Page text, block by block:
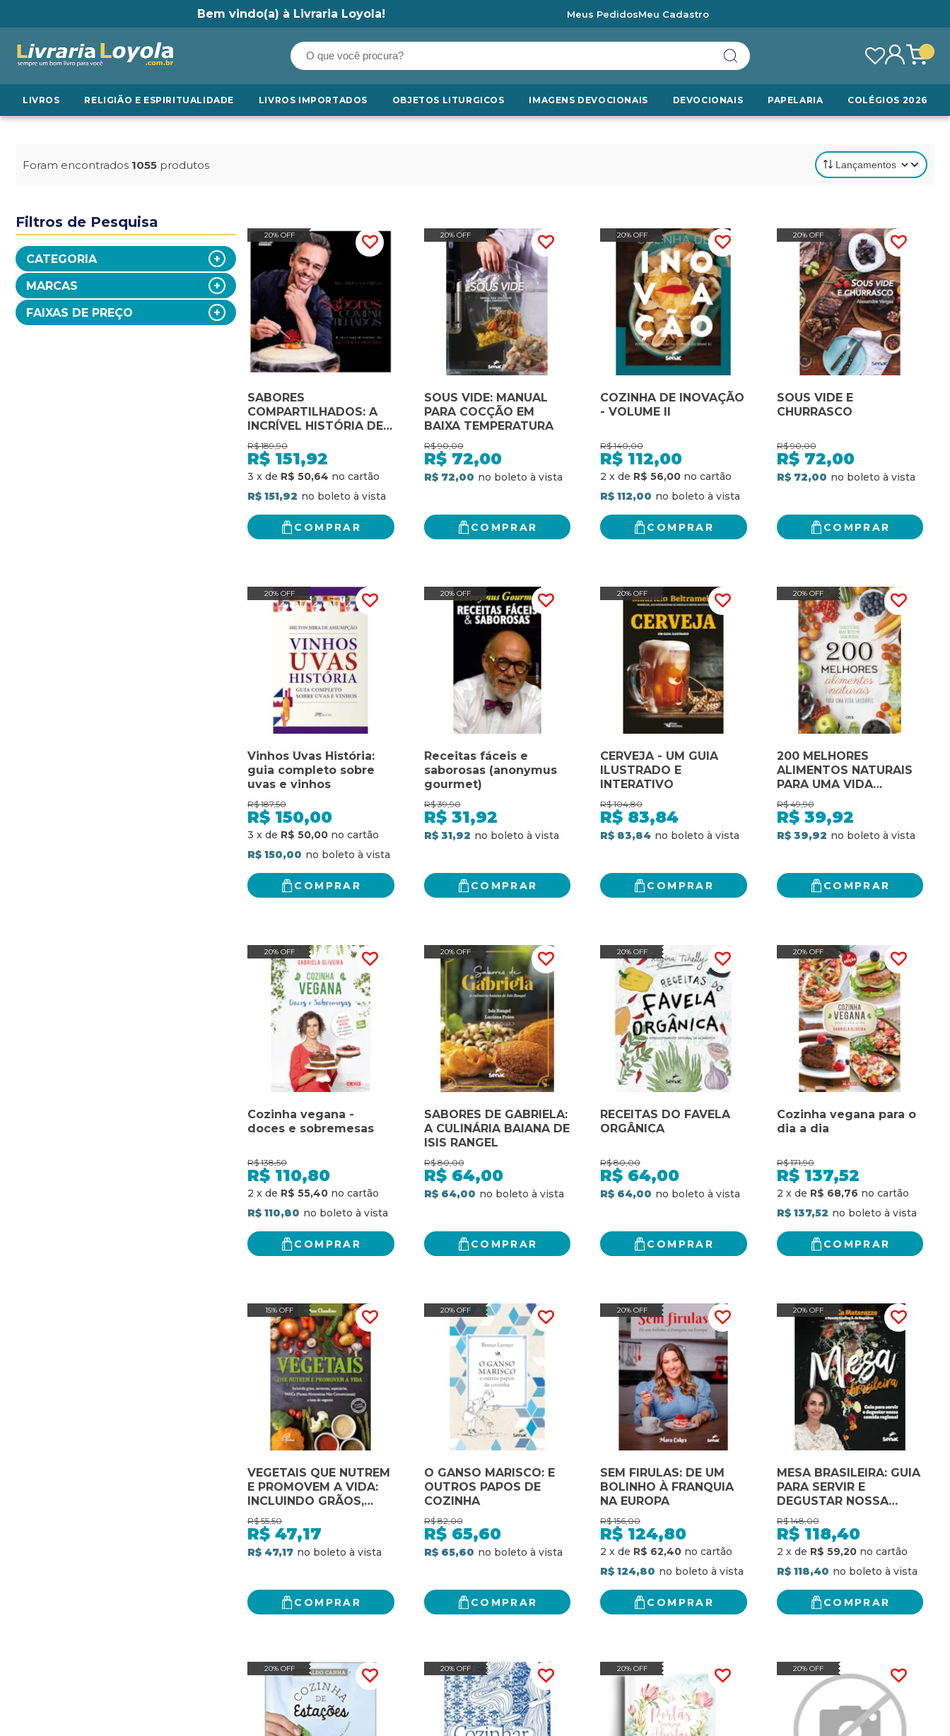
Bem vindo(a) à Livraria Loyola! Meus PedidosMeu Cadastro
LIVROS RELIGIÃO E ESPIRITUALIDADE LIVROS IMPORTADOS OBJETOS LITURGICOS IMAGENS DEVOCIONAIS DEVOCIONAIS PAPELARIA COLÉGIOS 2026
Foram encontrados 1055 produtos
Filtros de Pesquisa
CATEGORIA
MARCAS
FAIXAS DE PREÇO
20% OFF
SABORES
COMPARTILHADOS: A
INCRÍVEL HISTÓRIA DE
GUSTAVO PEREIRA
R$ 189,90
R$ 151,92
3 x de R$ 50,64
R$ 151,92
COMPRAR
20% OFF
SOUS VIDE: MANUAL
PARA COCÇÃO EM
BAIXA TEMPERATURA
R$ 90,00
R$ 72,00
R$ 72,00
COMPRAR
20% OFF
COZINHA DE INOVAÇÃO
- VOLUME II
R$ 140,00
R$ 112,00
2 x de R$ 56,00
R$ 112,00
COMPRAR
20% OFF
SOUS VIDE E
CHURRASCO
R$ 90,00
R$ 72,00
R$ 72,00
COMPRAR
20% OFF
Vinhos Uvas História:
guia completo sobre
uvas e vinhos
R$ 187,50
R$ 150,00
3 x de R$ 50,00
R$ 150,00
COMPRAR
20% OFF
Receitas fáceis e
saborosas (anonymus
gourmet)
R$ 39,90
R$ 31,92
R$ 31,92
COMPRAR
20% OFF
CERVEJA - UM GUIA
ILUSTRADO E
INTERATIVO
R$ 104,80
R$ 83,84
R$ 83,84
COMPRAR
20% OFF
200 MELHORES
ALIMENTOS NATURAIS
PARA UMA VIDA
SAUDÁVEL
R$ 49,90
R$ 39,92
R$ 39,92
COMPRAR
20% OFF
Cozinha vegana -
doces e sobremesas
R$ 138,50
R$ 110,80
2 x de R$ 55,40
R$ 110,80
COMPRAR
20% OFF
SABORES DE GABRIELA:
A CULINÁRIA BAIANA DE
ISIS RANGEL
R$ 80,00
R$ 64,00
R$ 64,00
COMPRAR
20% OFF
RECEITAS DO FAVELA
ORGÂNICA
R$ 80,00
R$ 64,00
R$ 64,00
COMPRAR
20% OFF
Cozinha vegana para o
dia a dia
R$ 171,90
R$ 137,52
2 x de R$ 68,76
R$ 137,52
COMPRAR
15% OFF
VEGETAIS QUE NUTREM
E PROMOVEM A VIDA:
INCLUINDO GRÃOS,
SEMENTES,
ESPECIARIAS, PANCS E
LEITE DE VEGETAIS
R$ 55,50
R$ 47,17
R$ 47,17
COMPRAR
20% OFF
O GANSO MARISCO: E
OUTROS PAPOS DE
COZINHA
R$ 82,00
R$ 65,60
R$ 65,60
COMPRAR
20% OFF
SEM FIRULAS: DE UM
BOLINHO À FRANQUIA
NA EUROPA
R$ 156,00
R$ 124,80
2 x de R$ 62,40
R$ 124,80
COMPRAR
20% OFF
MESA BRASILEIRA: GUIA
PARA SERVIR E
DEGUSTAR NOSSA
COMIDA REGIONAL
R$ 148,00
R$ 118,40
2 x de R$ 59,20
R$ 118,40
COMPRAR
20% OFF 20% OFF 20% OFF 20% OFF